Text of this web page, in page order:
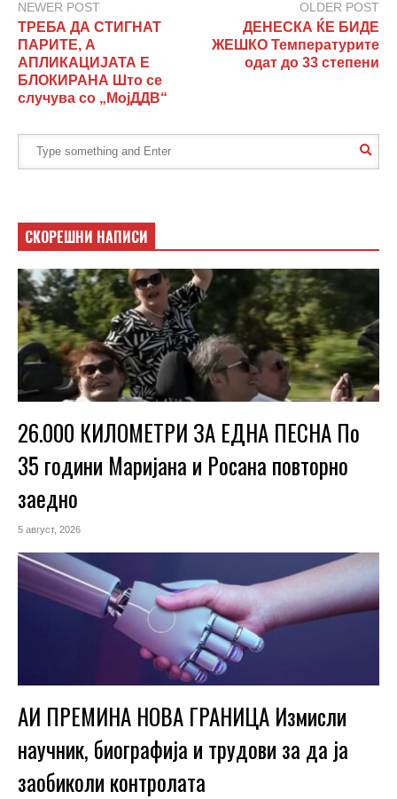
NEWER POST
ТРЕБА ДА СТИГНАТ
ПАРИТЕ, А
АПЛИКАЦИЈАТА Е
БЛОКИРАНА Што се
случува со „МојДДВ“
OLDER POST
ДЕНЕСКА ЌЕ БИДЕ
ЖЕШКО Температурите
одат до 33 степени
СКОРЕШНИ НАПИСИ
26.000 КИЛОМЕТРИ ЗА ЕДНА ПЕСНА По
35 години Маријана и Росана повторно
заедно
5 август, 2026
АИ ПРЕМИНА НОВА ГРАНИЦА Измисли
научник, биографија и трудови за да ја
заобиколи контролата